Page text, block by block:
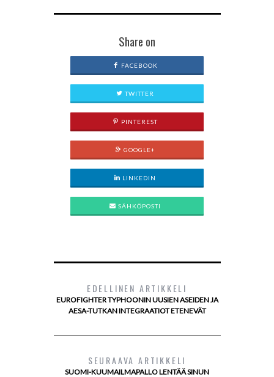
Share on
FACEBOOK
TWITTER
PINTEREST
GOOGLE+
LINKEDIN
SÄHKÖPOSTI
EDELLINEN ARTIKKELI
EUROFIGHTER TYPHOONIN UUSIEN ASEIDEN JA
AESA-TUTKAN INTEGRAATIOT ETENEVÄT
SEURAAVA ARTIKKELI
SUOMI-KUUMAILMAPALLO LENTÄÄ SINUN